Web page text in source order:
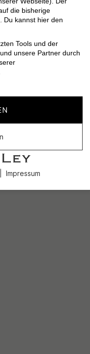
die bisherige
Du kannst hier den
Tools und der
unsere Partner durch
Impressum